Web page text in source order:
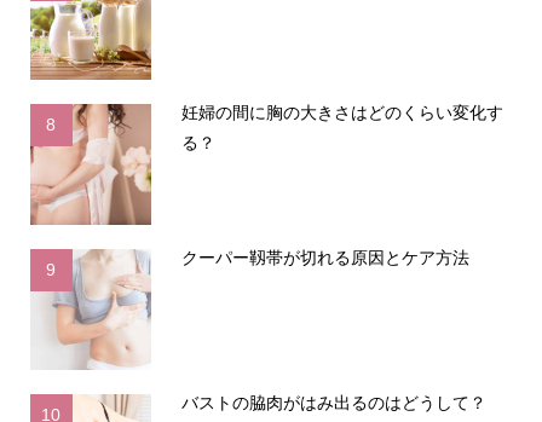
8
妊婦の間に胸の大きさはどのくらい変化す
る？
9
クーパー靱帯が切れる原因とケア方法
10
バストの脇肉がはみ出るのはどうして？